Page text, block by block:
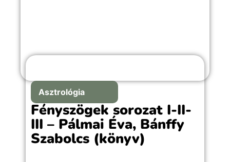
Asztrológia
Fényszögek sorozat I-II-
III – Pálmai Éva, Bánffy
Szabolcs (könyv)